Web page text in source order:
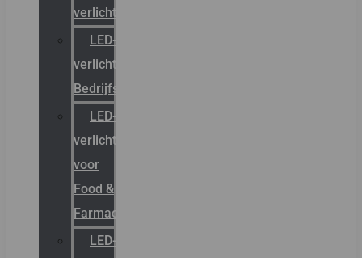
verlichting
LED-
verlichting
Bedrijfshal
LED-
verlichting
voor
Food &
Farmacie
LED-